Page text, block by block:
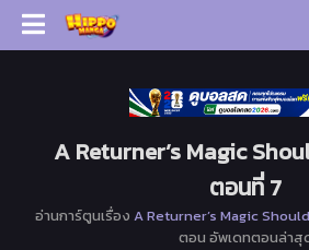
A Returner’s Magic
ตอนที่ 7
อ่านการ์ตูนเรื่อง A Returner’s Magic
ตอน อัพเดทตอนล่าสุ